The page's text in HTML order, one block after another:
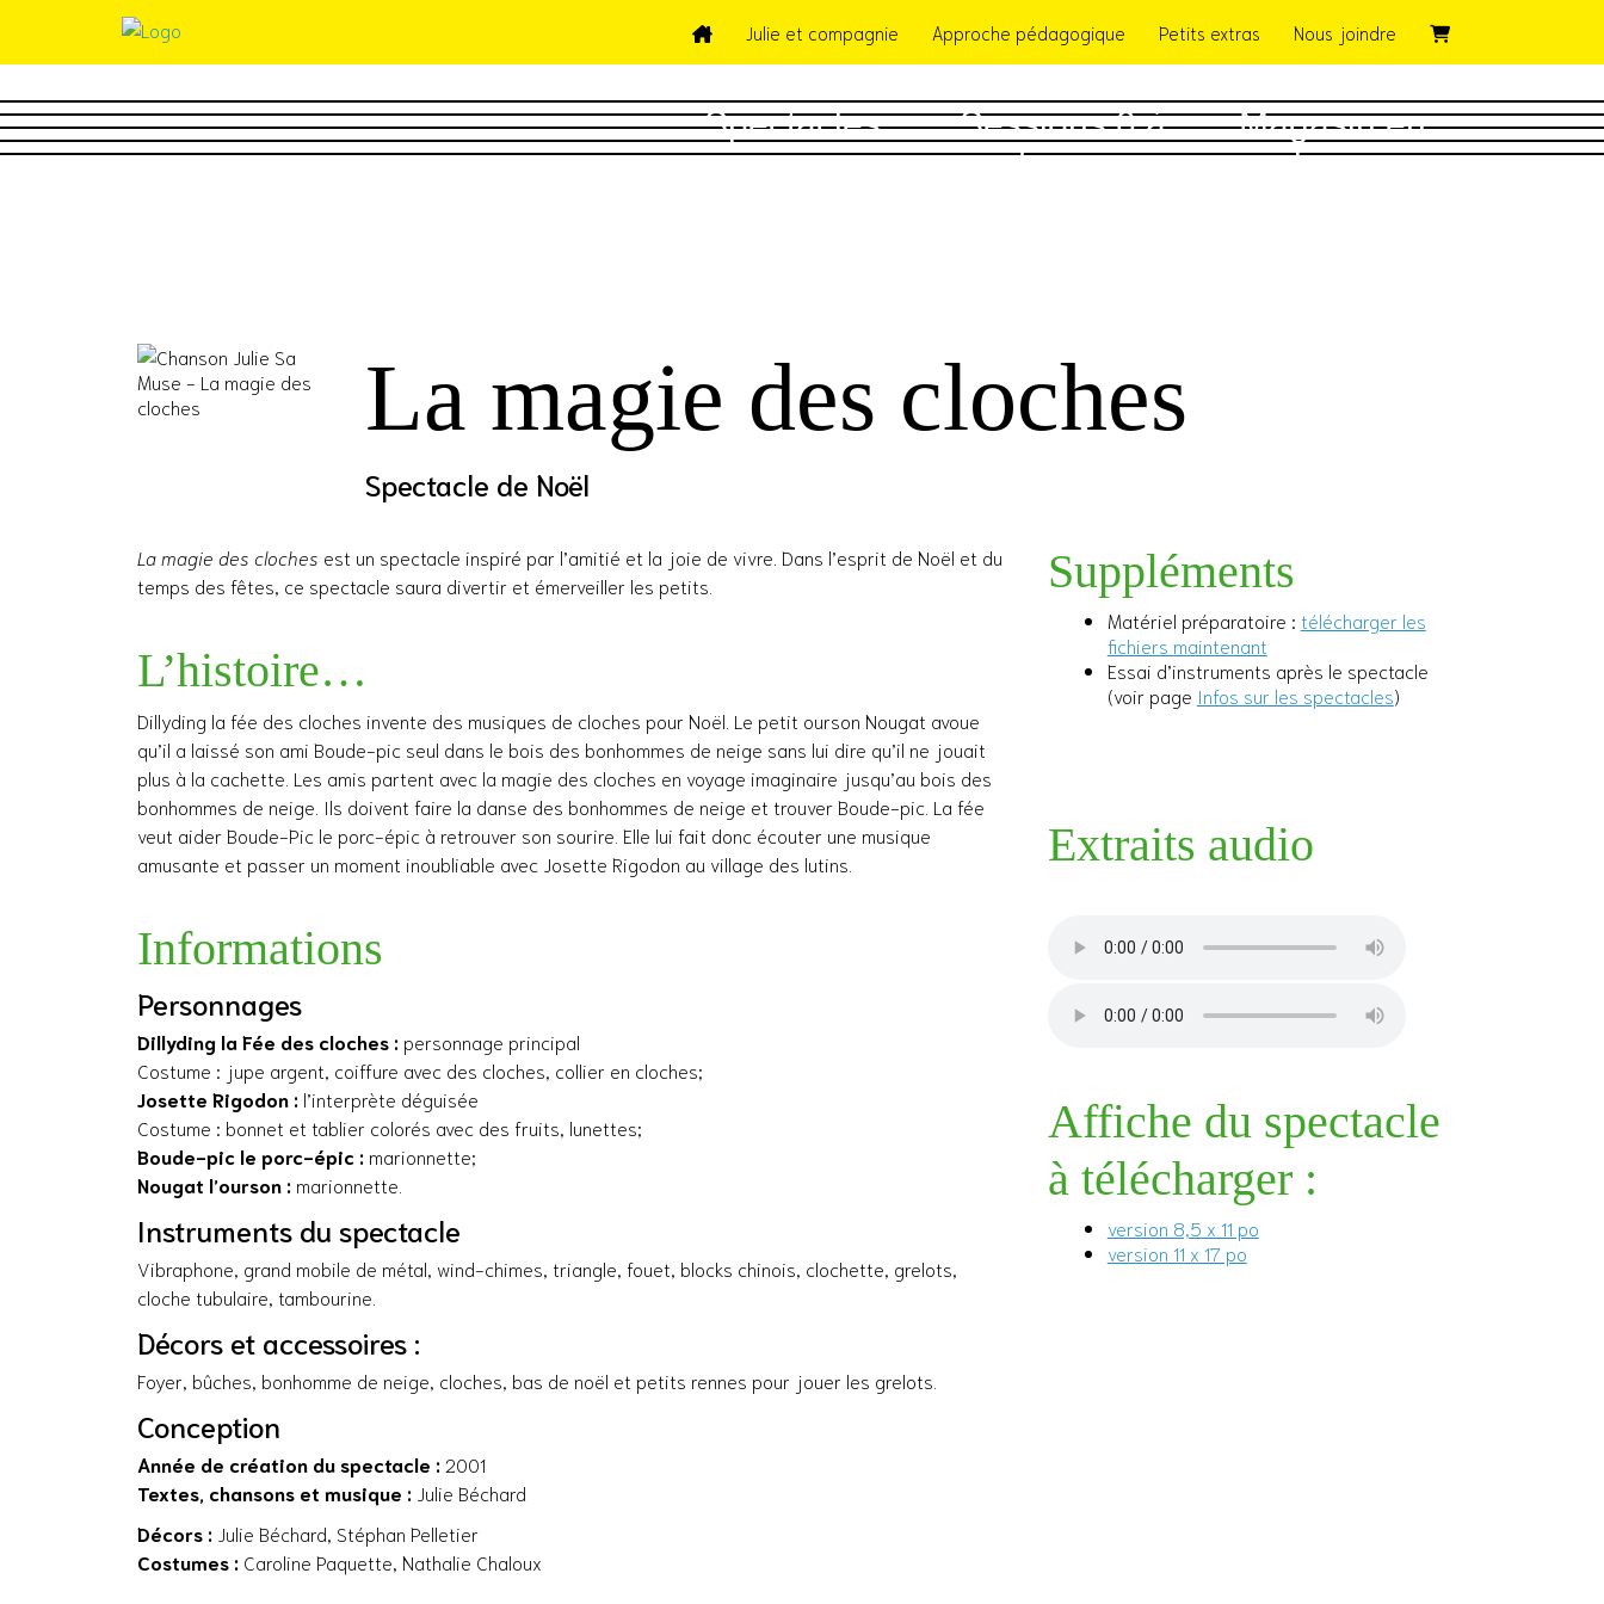
Julie et compagnie Approche pédagogique Petits extras Nous joindre
Spectacles
Sessions 0 à
5 ans
Magasin en
ligne
La magie des cloches
Spectacle de Noël
La magie des cloches est un spectacle inspiré par l’amitié et la joie de vivre. Dans l’esprit de Noël et du
temps des fêtes, ce spectacle saura divertir et émerveiller les petits.
L’histoire…
Dillyding la fée des cloches invente des musiques de cloches pour Noël. Le petit ourson Nougat avoue
qu’il a laissé son ami Boude-pic seul dans le bois des bonhommes de neige sans lui dire qu’il ne jouait
plus à la cachette. Les amis partent avec la magie des cloches en voyage imaginaire jusqu’au bois des
bonhommes de neige. Ils doivent faire la danse des bonhommes de neige et trouver Boude-pic. La fée
veut aider Boude-Pic le porc-épic à retrouver son sourire. Elle lui fait donc écouter une musique
amusante et passer un moment inoubliable avec Josette Rigodon au village des lutins.
Informations
Personnages
Dillyding la Fée des cloches :personnage principal
Costume : jupe argent, coiffure avec des cloches, collier en cloches;
Josette Rigodon :l’interprète déguisée
Costume : bonnet et tablier colorés avec des fruits, lunettes;
Boude-pic le porc-épic :marionnette;
Nougat l’ourson :marionnette.
Instruments du spectacle
Vibraphone, grand mobile de métal, wind-chimes, triangle, fouet, blocks chinois, clochette, grelots,
cloche tubulaire, tambourine.
Décors et accessoires :
Foyer, bûches, bonhomme de neige, cloches, bas de noël et petits rennes pour jouer les grelots.
Conception
Année de création du spectacle :2001
Textes, chansons et musique :Julie Béchard
Décors :Julie Béchard, Stéphan Pelletier
Costumes :Caroline Paquette, Nathalie Chaloux
Suppléments
Matériel préparatoire : télécharger les
fichiers maintenant
Essai d’instruments après le spectacle
(voir page Infos sur les spectacles)
Extraits audio
Affiche du spectacle
à télécharger :
version 8,5 x 11 po
version 11 x 17 po